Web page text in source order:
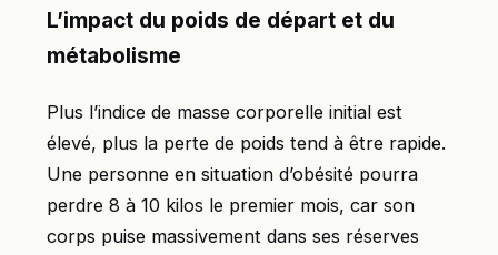
L’impact du poids de départ et du
métabolisme
Plus l’indice de masse corporelle initial est
élevé, plus la perte de poids tend à être rapide.
Une personne en situation d’obésité pourra
perdre 8 à 10 kilos le premier mois, car son
corps puise massivement dans ses réserves